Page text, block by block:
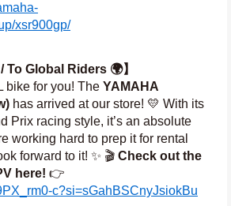
xsr900gp/
To Global Riders 🌍】
bike for you! The YAMAHA
has arrived at our store! 💛 With its
Prix racing style, it’s an absolute
working hard to prep it for rental
forward to it! ✨ 🎬 Check out the
here!
c?si=sGahBSCnyJsiokBu